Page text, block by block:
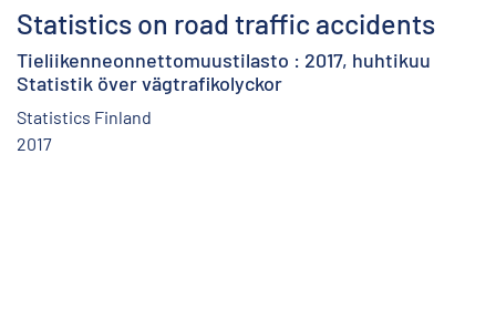
Statistics on road traffic accidents
Tieliikenneonnettomuustilasto : 2017, huhtikuu
Statistik över vägtrafikolyckor
Statistics Finland
2017